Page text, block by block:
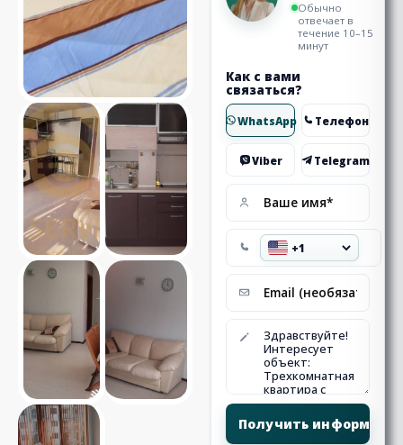
Обычно
отвечает в
течение 10–15
минут
Как с вами
связаться?
WhatsApp Телефон
Viber Telegram